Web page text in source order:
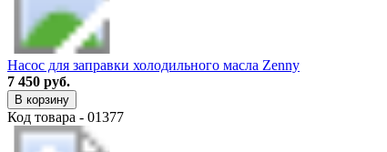
Насос для заправки холодильного масла Zenny
7 450 руб.
В корзину
Код товара - 01377